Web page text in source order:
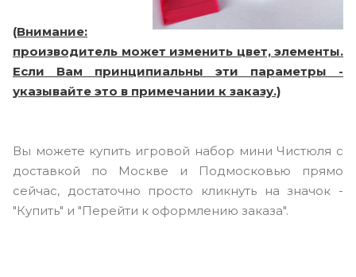
(Внимание:
производитель может изменить цвет, элементы.
Если Вам принципиальны эти параметры -
указывайте это в примечании к заказу.)
Вы можете купить игровой набор мини Чистюля с
доставкой по Москве и Подмосковью прямо
сейчас, достаточно просто кликнуть на значок -
"Купить" и "Перейти к оформлению заказа".